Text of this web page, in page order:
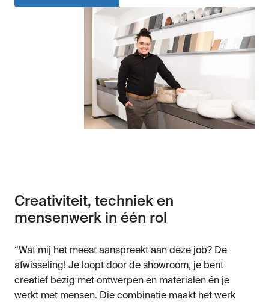
Creativiteit, techniek en
mensenwerk in één rol
“Wat mij het meest aanspreekt aan deze job? De
afwisseling! Je loopt door de showroom, je bent
creatief bezig met ontwerpen en materialen én je
werkt met mensen. Die combinatie maakt het werk